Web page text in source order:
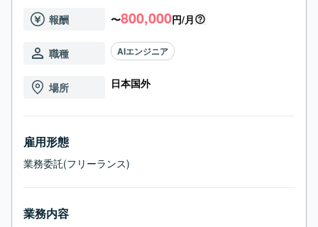
報酬 〜800,000円/月
職種 AIエンジニア
場所 日本国外
雇用形態
業務委託(フリーランス)
業務内容